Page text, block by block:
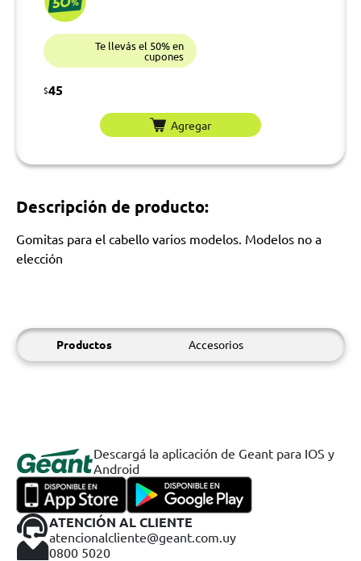
Te llevás el 50% en
cupones
$45
Agregar
Descripción de producto:
Gomitas para el cabello varios modelos. Modelos no a
elección
Productos Accesorios
Descargá la aplicación de Geant para IOS y
Android
ATENCIÓN AL CLIENTE
atencionalcliente@geant.com.uy
0800 5020